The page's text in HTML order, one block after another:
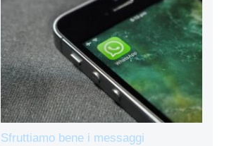
Sfruttiamo bene i messaggi